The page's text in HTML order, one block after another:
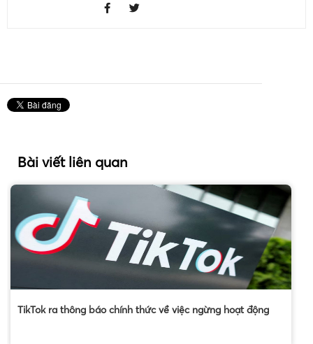
Bài viết liên quan
TikTok ra thông báo chính thức về việc ngừng hoạt động